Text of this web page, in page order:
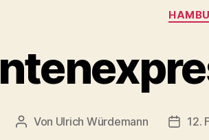
Beitragsautor
Von Ulrich Würdemann 12.